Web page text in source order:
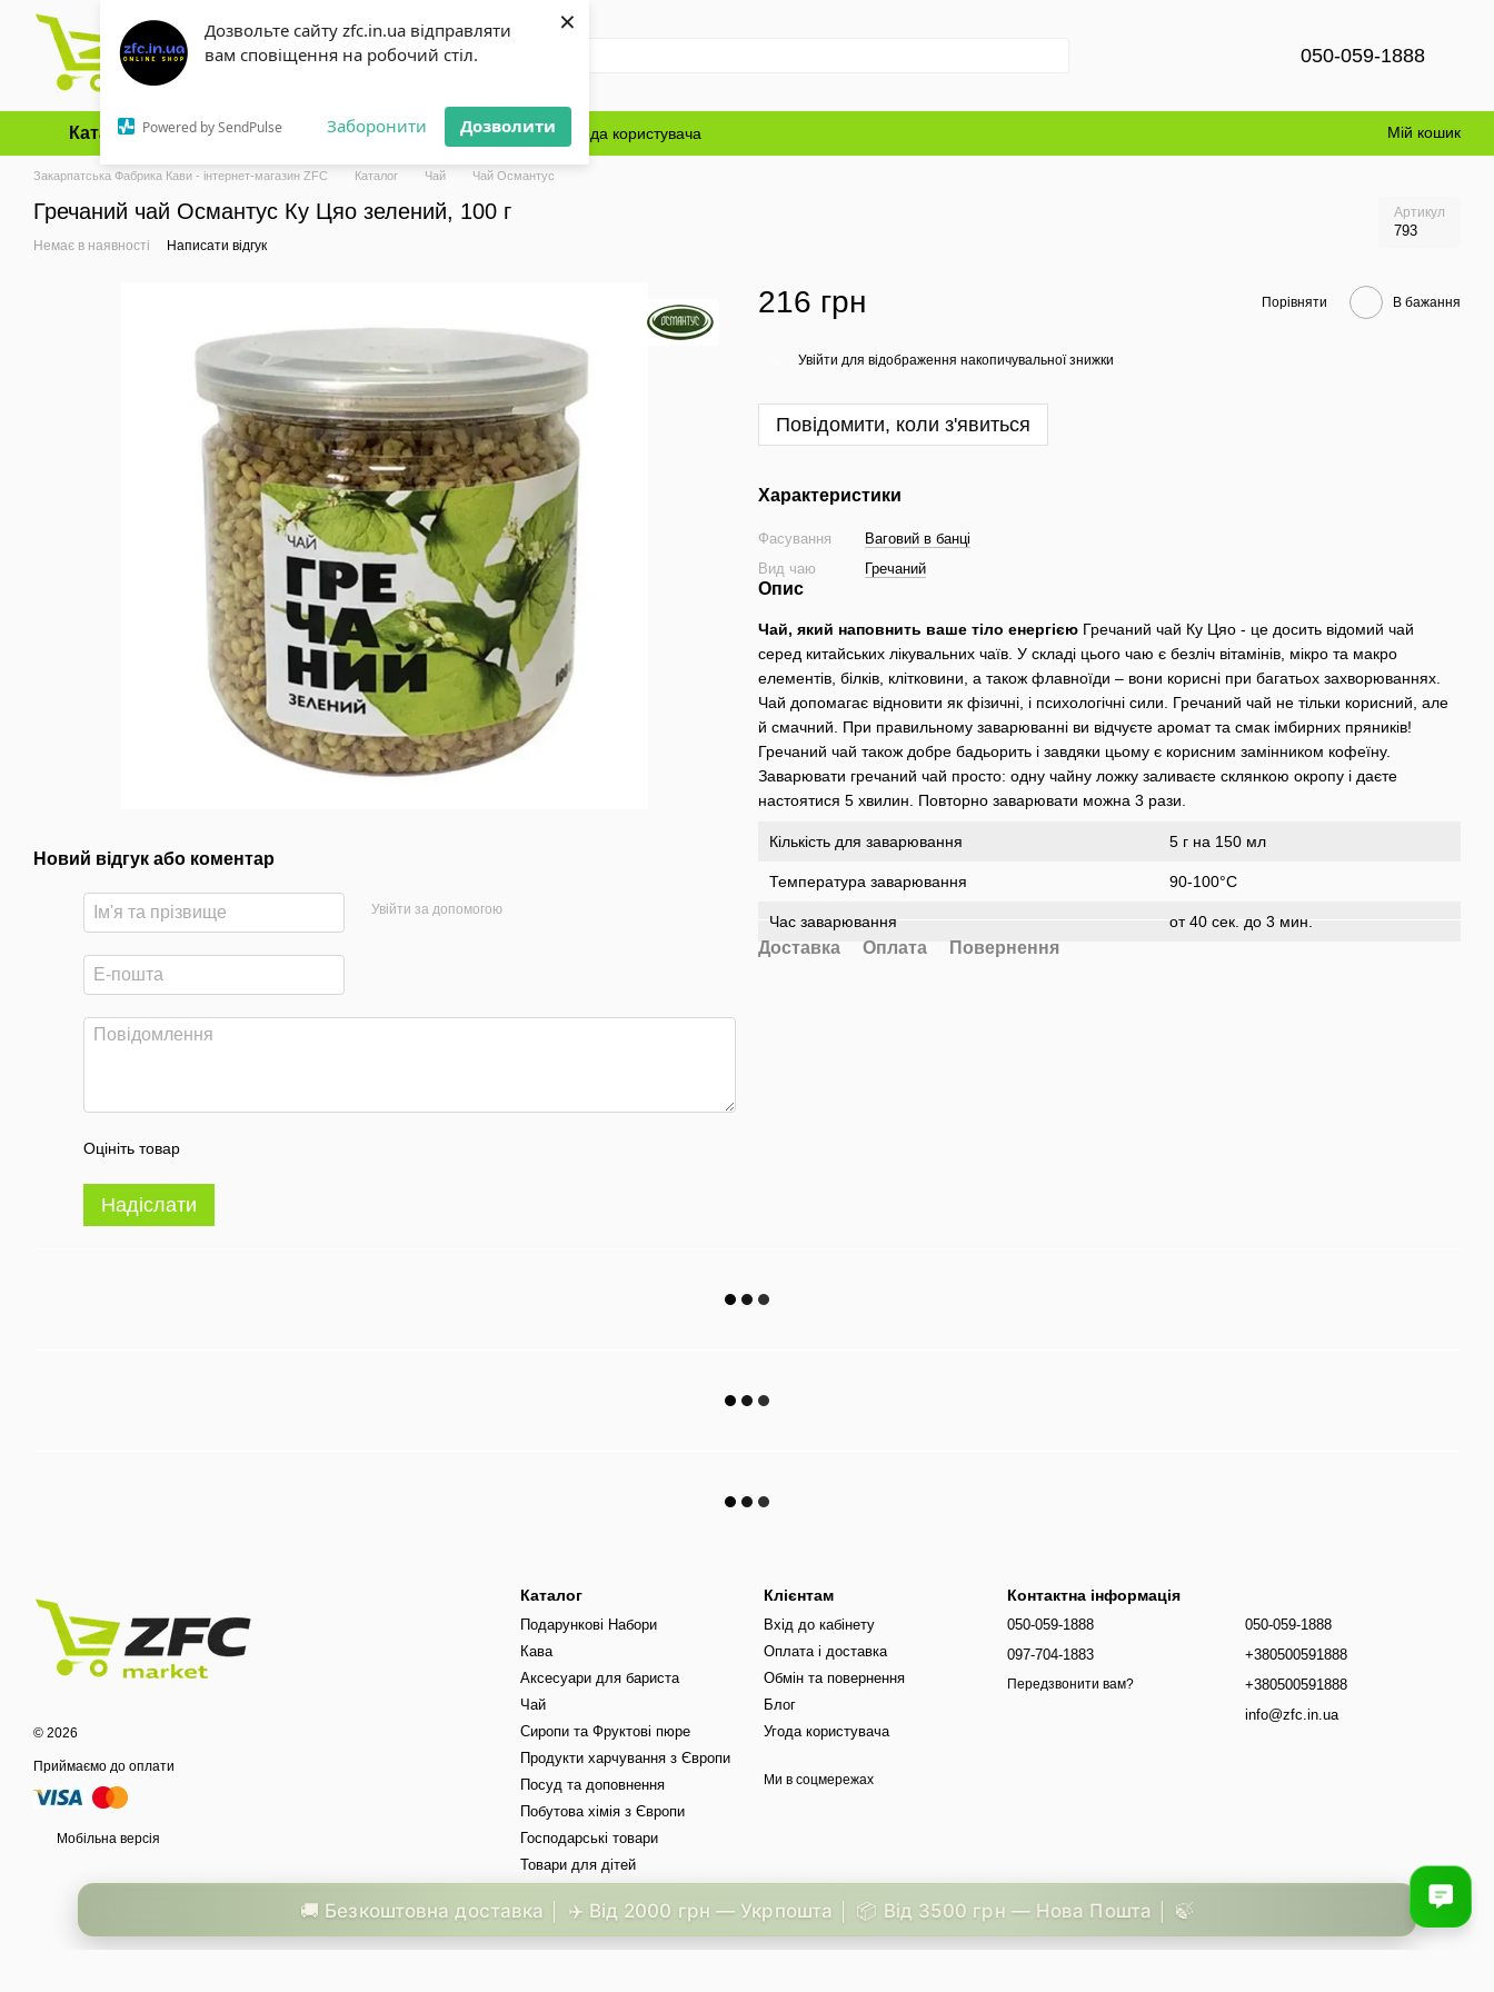
Дозвольте сайту zfc.in.ua відправляти
вам сповіщення на робочий стіл.
Powered by SendPulse Заборонити Дозволити
×
Перейти до основного контенту
050-059-1888
Каталог Оплата і доставка Обмін та повернення Блог Угода користувача Мій кошик
Закарпатська Фабрика Кави - інтернет-магазин ZFC Каталог Чай Чай Османтус
Гречаний чай Османтус Ку Цяо зелений, 100 г Артикул
793
Немає в наявності Написати відгук
Новий відгук або коментар
Увійти за допомогою
Оцініть товар
Надіслати
216 грн Порівняти В бажання
Увійти для відображення накопичувальної знижки
Повідомити, коли з'явиться
Характеристики
Фасування
Ваговий в банці
Вид чаю
Гречаний
Опис
Чай, який наповнить ваше тіло енергією Гречаний чай Ку Цяо - це досить відомий чай
серед китайських лікувальних чаїв. У складі цього чаю є безліч вітамінів, мікро та макро
елементів, білків, клітковини, а також флавноїди – вони корисні при багатьох захворюваннях.
Чай допомагає відновити як фізичні, і психологічні сили. Гречаний чай не тільки корисний, але
й смачний. При правильному заварюванні ви відчуєте аромат та смак імбирних пряників!
Гречаний чай також добре бадьорить і завдяки цьому є корисним замінником кофеїну.
Заварювати гречаний чай просто: одну чайну ложку заливаєте склянкою окропу і даєте
настоятися 5 хвилин. Повторно заварювати можна 3 рази.
Кількість для заварювання 5 г на 150 мл
Температура заварювання 90-100°C
Час заварювання от 40 сек. до 3 мин.
Доставка Оплата Повернення
© 2026
Приймаємо до оплати
Мобільна версія
Каталог
Подарункові Набори
Кава
Аксесуари для бариста
Чай
Сиропи та Фруктові пюре
Продукти харчування з Європи
Посуд та доповнення
Побутова хімія з Європи
Господарські товари
Товари для дітей
Клієнтам
Вхід до кабінету
Оплата і доставка
Обмін та повернення
Блог
Угода користувача
Ми в соцмережах
Контактна інформація
050-059-1888
097-704-1883
Передзвонити вам?
050-059-1888
+380500591888
+380500591888
info@zfc.in.ua